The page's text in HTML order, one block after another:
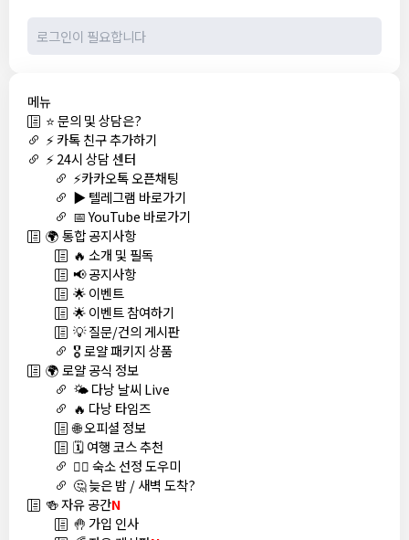
메뉴
⭐ 문의 및 상담은?
⚡ 카톡 친구 추가하기
⚡ 24시 상담 센터
⚡카카오톡 오픈채팅
▶️ 텔레그램 바로가기
📅 YouTube 바로가기
🌍 통합 공지사항
🔥 소개 및 필독
📢 공지사항
🌟 이벤트
🌟 이벤트 참여하기
💡 질문/건의 게시판
🎖️ 로얄 패키지 상품
🌍 로얄 공식 정보
🌤️ 다낭 날씨 Live
🔥 다낭 타임즈
🌐 오피셜 정보
🗓️ 여행 코스 추천
🏊‍♀️ 숙소 선정 도우미
🤔 늦은 밤 / 새벽 도착?
🍻 자유 공간N
🤚 가입 인사